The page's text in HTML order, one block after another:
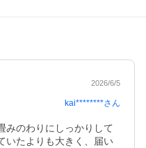
2026/6/5
kai********さん
みのわりにしっかりして
いたよりも大きく、届い